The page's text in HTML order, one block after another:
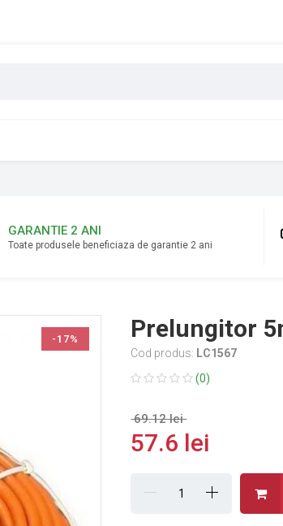
GARANTIE 2 ANI
Toate produsele beneficiaza de garantie 2 ani
-17% Prelungitor
Cod produs: LC1567
(0)
69.12 lei
57.6 lei